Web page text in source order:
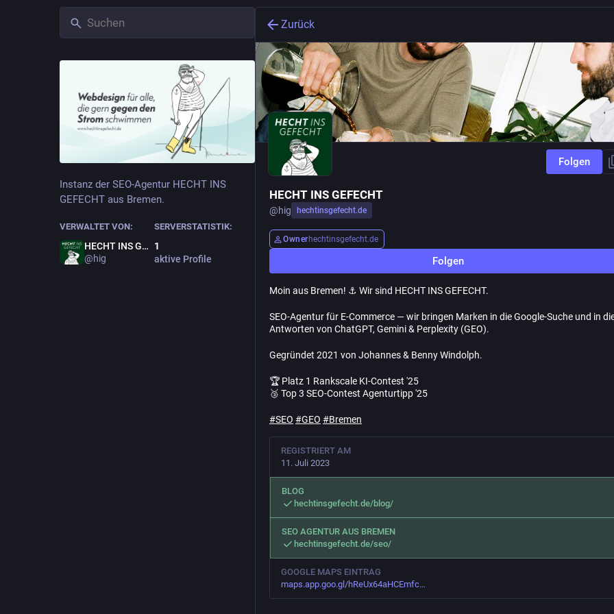
Instanz der SEO-Agentur HECHT INS
GEFECHT aus Bremen.
VERWALTET VON:
HECHT INS GEFECHT
@hig
SERVERSTATISTIK:
1
aktive Profile
Zurück
Folgen
HECHT INS GEFECHT
@hig hechtinsgefecht.de
Owner hechtinsgefecht.de
Folgen
Moin aus Bremen! ⚓️ Wir sind HECHT INS GEFECHT.
SEO-Agentur für E-Commerce — wir bringen Marken in die Google-Suche und in
Antworten von ChatGPT, Gemini & Perplexity (GEO).
Gegründet 2021 von Johannes & Benny Windolph.
🏆 Platz 1 Rankscale KI-Contest '25
🥉 Top 3 SEO-Contest Agenturtipp '25
#SEO #GEO #Bremen
REGISTRIERT AM
11. Juli 2023
BLOG
hechtinsgefecht.de/blog/
SEO AGENTUR AUS BREMEN
hechtinsgefecht.de/seo/
GOOGLE MAPS EINTRAG
maps.app.goo.gl/hReUx64aHCEmfc